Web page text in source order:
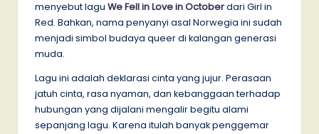
menyebut lagu We Fell in Love in Octoberdari Girl in
Red. Bahkan, nama penyanyi asal Norwegia ini sudah
menjadi simbol budaya queer di kalangan generasi
muda.
Lagu ini adalah deklarasi cinta yang jujur. Perasaan
jatuh cinta, rasa nyaman, dan kebanggaan terhadap
hubungan yang dijalani mengalir begitu alami
sepanjang lagu. Karena itulah banyak penggemar